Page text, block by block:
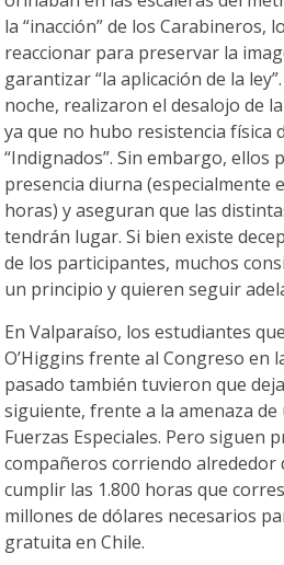
la “inacción” de los Carabineros,
reaccionar para preservar la
garantizar “la aplicación de la
noche, realizaron el desalojo de
ya que no hubo resistencia física
“Indignados”. Sin embargo, ellos
presencia diurna (especialmente
horas) y aseguran que las
tendrán lugar. Si bien existe
de los participantes, muchos
un principio y quieren seguir
En Valparaíso, los estudiantes
O’Higgins frente al Congreso en
pasado también tuvieron que
siguiente, frente a la amenaza
Fuerzas Especiales. Pero siguen
compañeros corriendo alrededor
cumplir las 1.800 horas que
millones de dólares necesarios
gratuita en Chile.